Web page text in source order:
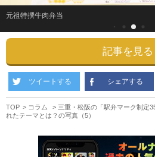
元祖特撰牛肉弁当
記事を見る
ツイートする シェアする
TOP コラム
三重・松阪の「駅弁マーク制定
れたテーマとは？の写真（5）